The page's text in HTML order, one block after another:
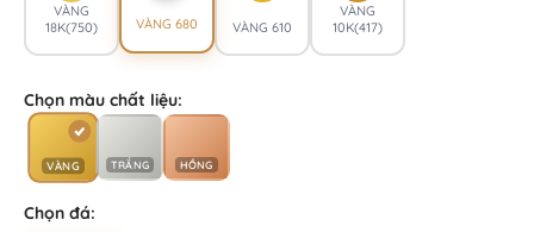
VÀNG
18K(750)
VÀNG 680 VÀNG 610
VÀNG
10K(417)
Chọn màu chất liệu:
VÀNG TRẮNG HỒNG
Chọn đá: